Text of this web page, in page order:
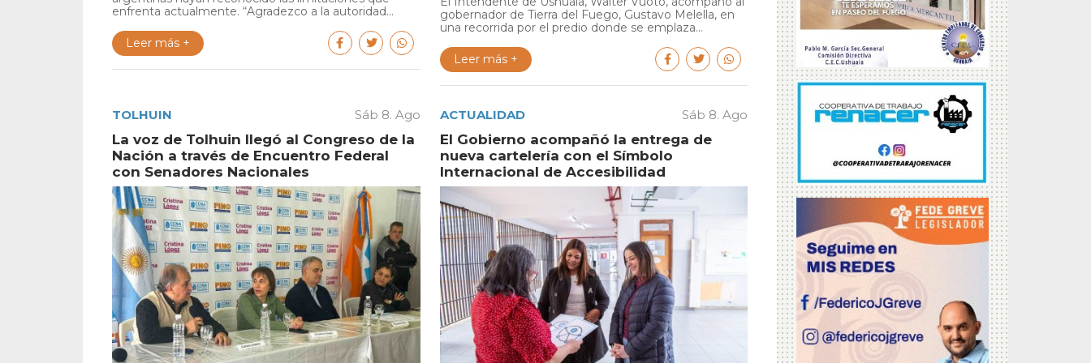
enfrenta actualmente. “Agradezco a la autoridad...
Leer más +
gobernador de Tierra del Fuego, Gustavo Melella, en
una recorrida por el predio donde se emplaza...
Leer más +
TOLHUIN Sáb 8. Ago
La voz de Tolhuin llegó al Congreso de la
Nación a través de Encuentro Federal
con Senadores Nacionales
ACTUALIDAD Sáb 8. Ago
El Gobierno acompañó la entrega de
nueva cartelería con el Símbolo
Internacional de Accesibilidad